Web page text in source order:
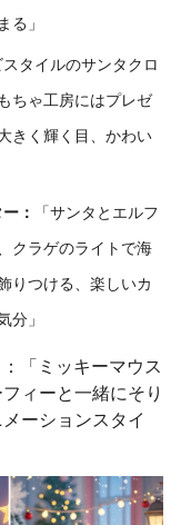
る」
スタイルのサンタクロ
ちゃ工房にはプレゼ
きく輝く目、かわい
：
「サンタとエルフ
クラゲのライトで海
りつける、楽しいカ
分」
「ミッキーマウス
ィーと一緒にそり
ーションスタイ